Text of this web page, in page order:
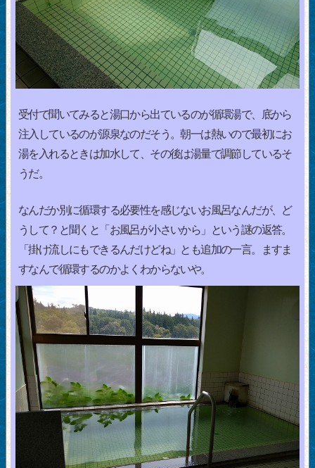
受付で聞いてみると湯口から出ているのが循環湯で、底から
注入しているのが源泉なのだそう。朝一は熱いので最初にお
湯を入れるときは加水して、その後は湯量で調節しているそ
うだ。
なんだか別に循環する必要性を感じないお風呂なんだが、ど
うして？と聞くと「お風呂が小さいから」という謎の返答。
「掛け流しにもできるんだけどね」とも追加の一言。ますま
すなんで循環するのかよくわからないや。